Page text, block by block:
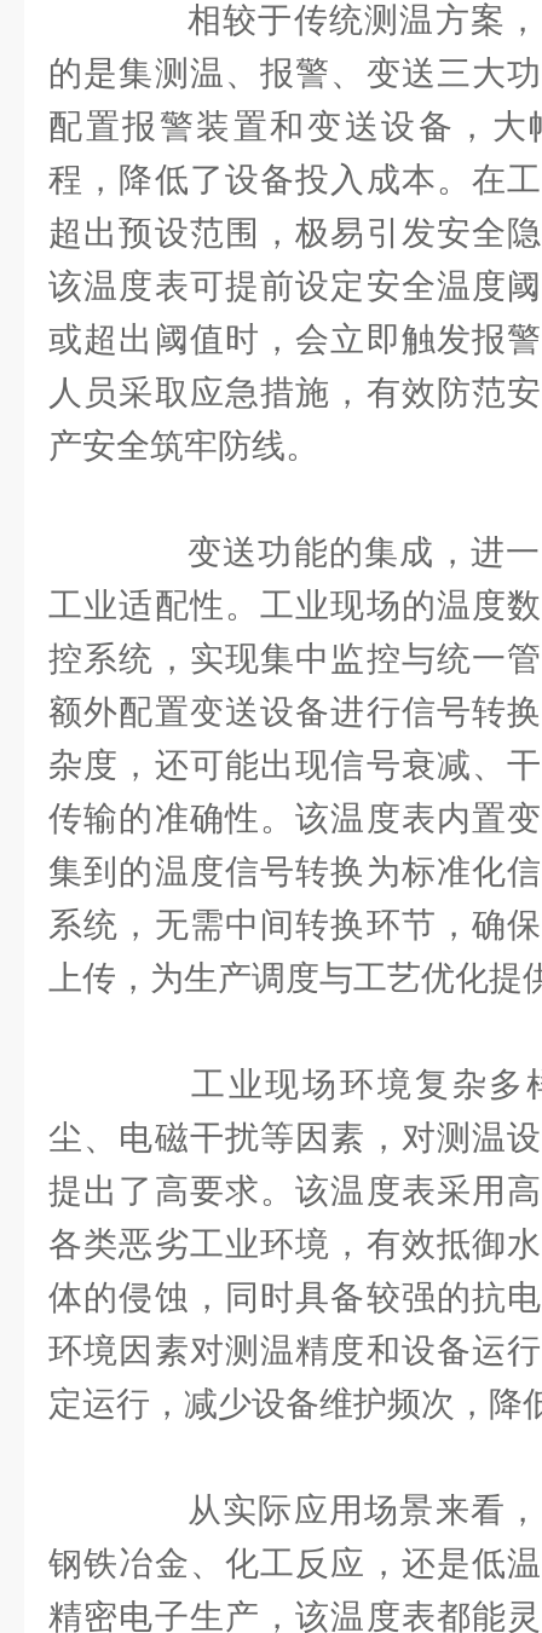
相较于传统测温方案，
的是集测温、报警、变送三大
配置报警装置和变送设备，
程，降低了设备投入成本。在
超出预设范围，极易引发安全
该温度表可提前设定安全温度
或超出阈值时，会立即触发报
人员采取应急措施，有效防范
产安全筑牢防线。
变送功能的集成，进一
工业适配性。工业现场的温度
控系统，实现集中监控与统一
额外配置变送设备进行信号转
杂度，还可能出现信号衰减、
传输的准确性。该温度表内置
集到的温度信号转换为标准化
系统，无需中间转换环节，确
上传，为生产调度与工艺优化
工业现场环境复杂多
尘、电磁干扰等因素，对测温
提出了高要求。该温度表采用
各类恶劣工业环境，有效抵御
体的侵蚀，同时具备较强的抗
环境因素对测温精度和设备运
定运行，减少设备维护频次，降
从实际应用场景来看，
钢铁冶金、化工反应，还是低
精密电子生产，该温度表都能